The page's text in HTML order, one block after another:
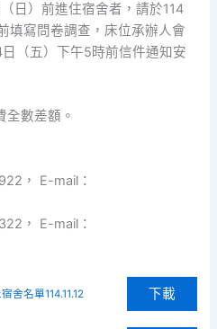
日）前進住宿舍者，請於114
填寫問卷調查，床位承辦人會
（五）下午5時前信件通知安
全數差額。
， E-mail：
， E-mail：
舍名單114.11.12 下載